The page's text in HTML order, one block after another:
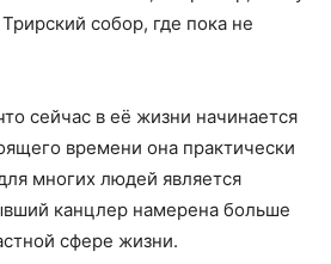
собор, где пока не
сейчас в её жизни начинается
времени она практически
многих людей является
канцлер намерена больше
сфере жизни.